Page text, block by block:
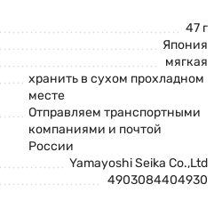
47 г
Япония
мягкая
хранить в сухом прохладном
месте
Отправляем транспортными
компаниями и почтой
России
Yamayoshi Seika Co.,Ltd
4903084404930